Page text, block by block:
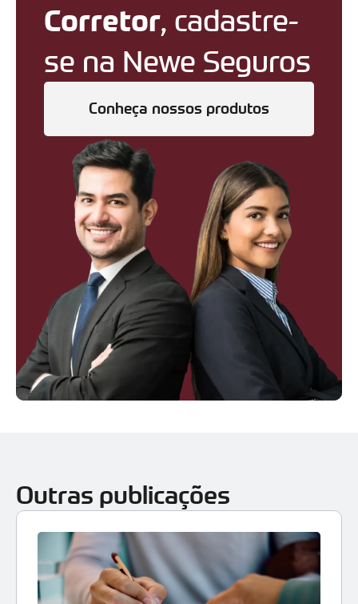
Corretor, cadastre-
se na Newe Seguros
Conheça nossos produtos
Outras publicações